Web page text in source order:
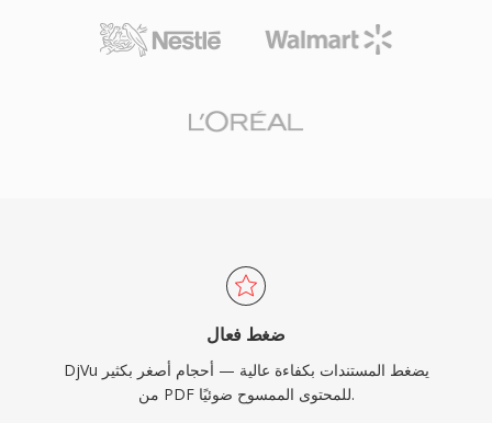
ضغط فعال
DjVu يضغط المستندات بكفاءة عالية — أحجام أصغر بكثير
من PDF للمحتوى الممسوح ضوئيًا.